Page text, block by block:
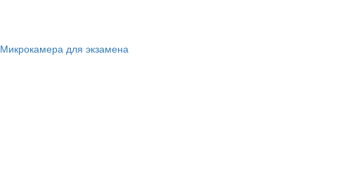
Микрокамера для экзамена